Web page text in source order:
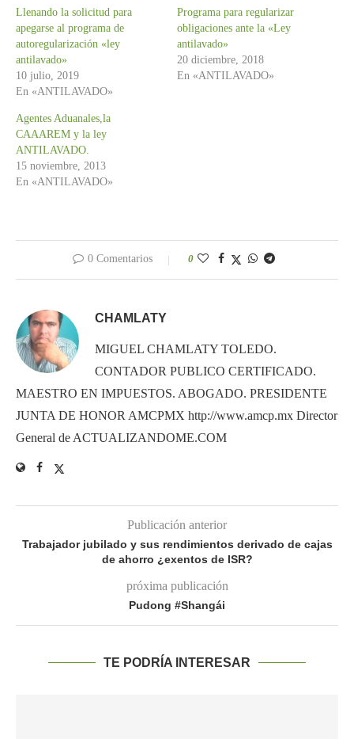
Llenando la solicitud para
apegarse al programa de
autoregularización «ley
antilavado»
10 julio, 2019
En «ANTILAVADO»
Programa para regularizar
obligaciones ante la «Ley
antilavado»
20 diciembre, 2018
En «ANTILAVADO»
Agentes Aduanales,la
CAAAREM y la ley
ANTILAVADO.
15 noviembre, 2013
En «ANTILAVADO»
0 Comentarios 0
CHAMLATY
MIGUEL CHAMLATY TOLEDO.
CONTADOR PUBLICO CERTIFICADO.
MAESTRO EN IMPUESTOS. ABOGADO. PRESIDENTE
JUNTA DE HONOR AMCPMX http://www.amcp.mx Director
General de ACTUALIZANDOME.COM
Publicación anterior
Trabajador jubilado y sus rendimientos derivado de cajas
de ahorro ¿exentos de ISR?
próxima publicación
Pudong #Shangái
TE PODRÍA INTERESAR